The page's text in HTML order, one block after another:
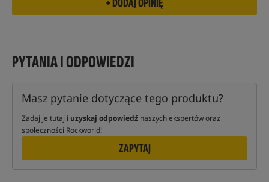
PYTANIA I ODPOWIEDZI
Masz pytanie dotyczące tego produktu?
Zadaj je tutaj i uzyskaj odpowiedź naszych ekspertów oraz
społeczności Rockworld!
ZAPYTAJ